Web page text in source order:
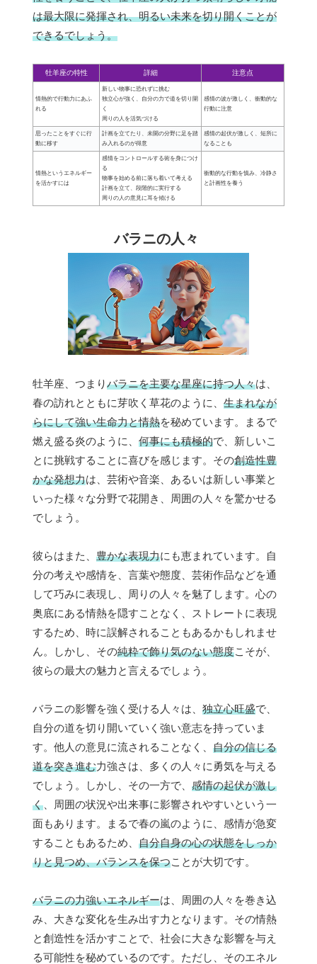
は最大限に発揮され、明るい未来を切り開くことが
できるでしょう。
牡羊座の特性 詳細 注意点
情熱的で行動力にあふ
れる
新しい物事に恐れずに挑む
独立心が強く、自分の力で道を切り開
く
周りの人を活気づける
感情の波が激しく、衝動的な
行動に注意
思ったことをすぐに行
動に移す
計画を立てたり、未開の分野に足を踏
み入れるのが得意
感情の起伏が激しく、短所に
なることも
情熱というエネルギー
を活かすには
感情をコントロールする術を身につけ
る
物事を始める前に落ち着いて考える
計画を立て、段階的に実行する
周りの人の意見に耳を傾ける
衝動的な行動を慎み、冷静さ
と計画性を養う
バラニの人々
牡羊座、つまりバラニを主要な星座に持つ人々は、
春の訪れとともに芽吹く草花のように、 生まれなが
らにして強い生命力と情熱を秘めています。まるで
燃え盛る炎のように、 何事にも積極的で、新しいこ
とに挑戦することに喜びを感じます。その創造性豊
かな発想力は、芸術や音楽、あるいは新しい事業と
いった様々な分野で花開き、周囲の人々を驚かせる
でしょう。
彼らはまた、 豊かな表現力にも恵まれています。自
分の考えや感情を、言葉や態度、芸術作品などを通
して巧みに表現し、周りの人々を魅了します。心の
奥底にある情熱を隠すことなく、ストレートに表現
するため、時に誤解されることもあるかもしれませ
ん。しかし、その純粋で飾り気のない態度こそが、
彼らの最大の魅力と言えるでしょう。
バラニの影響を強く受ける人々は、 独立心旺盛で、
自分の道を切り開いていく強い意志を持っていま
す。他人の意見に流されることなく、 自分の信じる
道を突き進む力強さは、多くの人々に勇気を与える
でしょう。しかし、その一方で、 感情の起伏が激し
く 、周囲の状況や出来事に影響されやすいという一
面もあります。まるで春の嵐のように、感情が急変
することもあるため、 自分自身の心の状態をしっか
りと見つめ、バランスを保つことが大切です。
バラニの力強いエネルギーは、周囲の人々を巻き込
み、大きな変化を生み出す力となります。その情熱
と創造性を活かすことで、社会に大きな影響を与え
る可能性を秘めているのです。ただし、そのエネル